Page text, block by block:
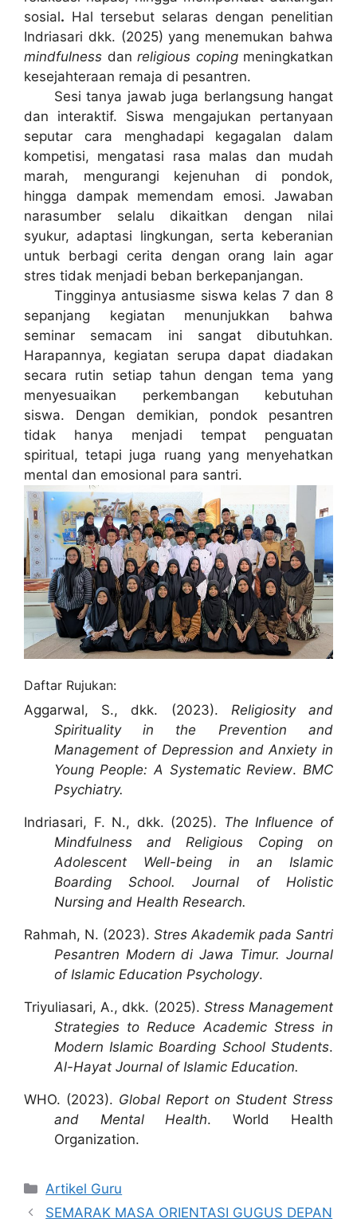
sosial. Hal tersebut selaras dengan penelitian
Indriasari dkk. (2025) yang menemukan bahwa
mindfulness dan religious copingmeningkatkan
kesejahteraan remaja di pesantren.
Sesi tanya jawab juga berlangsung hangat
dan interaktif. Siswa mengajukan pertanyaan
seputar cara menghadapi kegagalan dalam
kompetisi, mengatasi rasa malas dan mudah
marah, mengurangi kejenuhan di pondok,
hingga dampak memendam emosi. Jawaban
narasumber selalu dikaitkan dengan nilai
syukur, adaptasi lingkungan, serta keberanian
untuk berbagi cerita dengan orang lain agar
stres tidak menjadi beban berkepanjangan.
Tingginya antusiasme siswa kelas 7 dan 8
sepanjang kegiatan menunjukkan bahwa
seminar semacam ini sangat dibutuhkan.
Harapannya, kegiatan serupa dapat diadakan
secara rutin setiap tahun dengan tema yang
menyesuaikan perkembangan kebutuhan
siswa. Dengan demikian, pondok pesantren
tidak hanya menjadi tempat penguatan
spiritual, tetapi juga ruang yang menyehatkan
mental dan emosional para santri.
Daftar Rujukan:
Aggarwal, S., dkk. (2023). Religiosity and
Spirituality in the Prevention and
Management of Depression and Anxiety in
Young People: A Systematic Review. BMC
Psychiatry.
Indriasari, F. N., dkk. (2025). The Influence of
Mindfulness and Religious Coping on
Adolescent Well-being in an Islamic
Boarding School.
Journal of Holistic
Nursing and Health Research.
Rahmah, N. (2023). Stres Akademik pada Santri
Pesantren Modern di Jawa Timur. Journal
of Islamic Education Psychology.
Triyuliasari, A., dkk. (2025). Stress Management
Strategies to Reduce Academic Stress in
Modern Islamic Boarding School Students.
Al-Hayat Journal of Islamic Education.
WHO. (2023). Global Report on Student Stress
and Mental Health. World Health
Organization.
Artikel Guru
SEMARAK MASA ORIENTASI GUGUS DEPAN